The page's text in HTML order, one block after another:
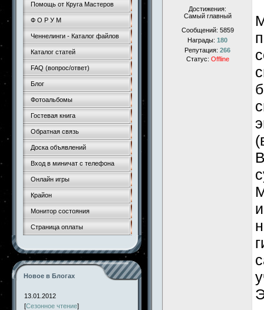
Помощь от Круга Мастеров
Ф О Р У М
Ченнелинги - Каталог файлов
Каталог статей
FAQ (вопрос/ответ)
Блог
Фотоальбомы
Гостевая книга
Обратная связь
Доска объявлений
Вход в миничат с телефона
Онлайн игры
Крайон
Монитор состояния
Страница оплаты
Новое в Блогах
13.01.2012
[Сезонное чтение]
Достижения:
Самый главный
Сообщений: 5859
Награды: 180
Репутация: 266
Статус: Offline